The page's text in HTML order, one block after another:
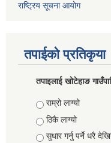
राष्ट्रिय सूचना आयोग
तपाईको प्रतिकृया
तपाइलाई खोटेहाङ
Choices
राम्रो लाग्यो
ठिकै लाग्यो
सुधार गर्नु पर्ने धरै